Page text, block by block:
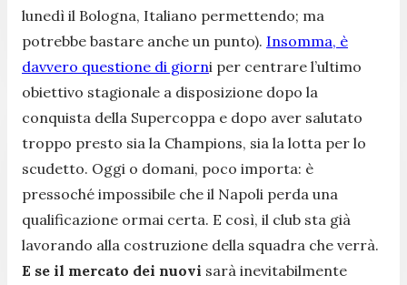
lunedì il Bologna, Italiano permettendo; ma
potrebbe bastare anche un punto). Insomma, è
davvero questione di giorni per centrare l’ultimo
obiettivo stagionale a disposizione dopo la
conquista della Supercoppa e dopo aver salutato
troppo presto sia la Champions, sia la lotta per lo
scudetto. Oggi o domani, poco importa: è
pressoché impossibile che il Napoli perda una
qualificazione ormai certa. E così, il club sta già
lavorando alla costruzione della squadra che verrà.
E se il mercato dei nuovi sarà inevitabilmente